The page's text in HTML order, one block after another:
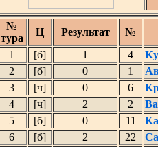
№
тура
Ц Результат №
1
[б] 1 4
2
[б] 0 1
3
[ч] 0 6
4
[ч] 2 2
5
[б] 0 11
6
[б] 2 22